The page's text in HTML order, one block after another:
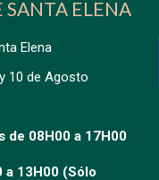
SANTA ELENA
Elena
10 de Agosto
de 08H00 a 17H00
a 13H00 (Sólo